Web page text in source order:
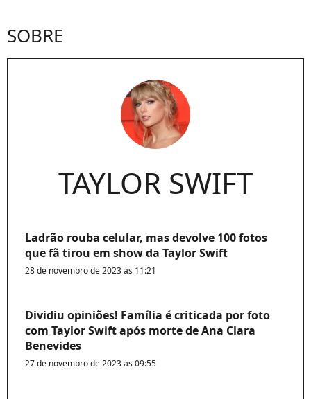
SOBRE
TAYLOR SWIFT
Ladrão rouba celular, mas devolve 100 fotos
que fã tirou em show da Taylor Swift
28 de novembro de 2023 às 11:21
Dividiu opiniões! Família é criticada por foto
com Taylor Swift após morte de Ana Clara
Benevides
27 de novembro de 2023 às 09:55